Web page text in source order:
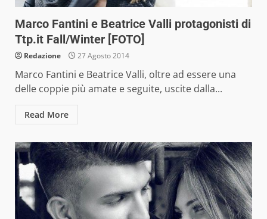
Marco Fantini e Beatrice Valli protagonisti di
Ttp.it Fall/Winter [FOTO]
Redazione 27 Agosto 2014
Marco Fantini e Beatrice Valli, oltre ad essere una
delle coppie più amate e seguite, uscite dalla...
Read More